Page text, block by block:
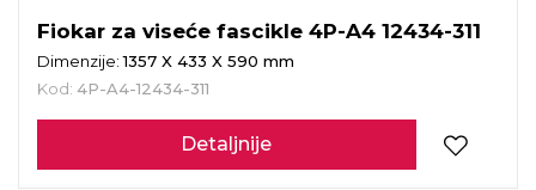
Fiokar za viseće fascikle 4P-A4 12434-311
Dimenzije:1357 X 433 X 590 mm
Kod: 4P-A4-12434-311
Detaljnije